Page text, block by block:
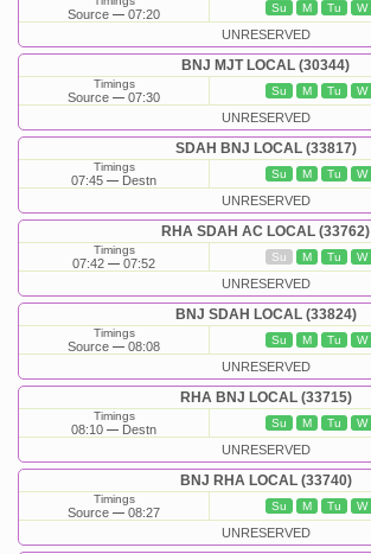
Source 07:20 Su M Tu W
UNRESERVED
BNJ MJT LOCAL (30344)
Timings
Source 07:30 Su M Tu W
UNRESERVED
SDAH BNJ LOCAL (33817)
Timings
07:45 Destn Su M Tu W
UNRESERVED
RHA SDAH AC LOCAL (33762)
Timings
07:42 07:52 Su M Tu W
UNRESERVED
BNJ SDAH LOCAL (33824)
Timings
Source 08:08 Su M Tu W
UNRESERVED
RHA BNJ LOCAL (33715)
Timings
08:10 Destn Su M Tu W
UNRESERVED
BNJ RHA LOCAL (33740)
Timings
Source 08:27 Su M Tu W
UNRESERVED